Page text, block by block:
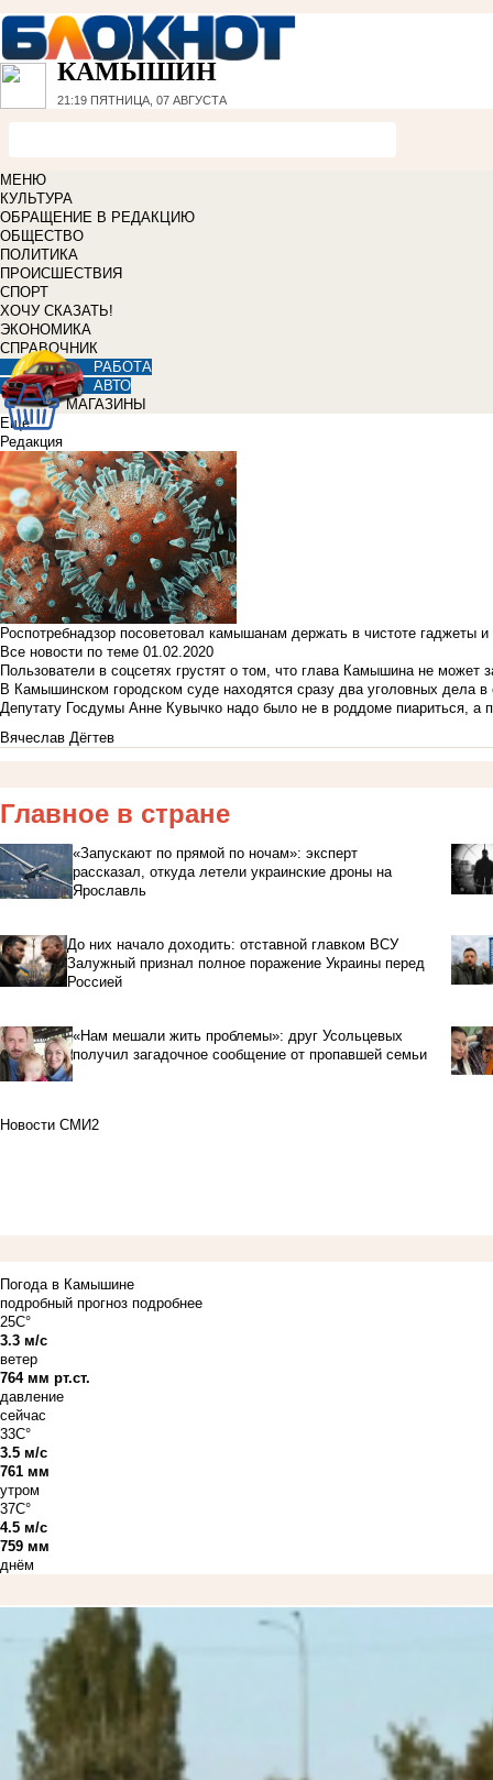
КАМЫШИН
21:19 ПЯТНИЦА, 07 АВГУСТА
МЕНЮ
КУЛЬТУРА
ОБРАЩЕНИЕ В РЕДАКЦИЮ
ОБЩЕСТВО
ПОЛИТИКА
ПРОИСШЕСТВИЯ
СПОРТ
ХОЧУ СКАЗАТЬ!
ЭКОНОМИКА
СПРАВОЧНИК
РАБОТА
АВТО
МАГАЗИНЫ
Еще
Редакция
Роспотребнадзор посоветовал камышанам держать в чистоте гаджеты
Все новости по теме 01.02.2020
Пользователи в соцсетях грустят о том, что глава Камышина не может
В Камышинском городском суде находятся сразу два уголовных дела
Депутату Госдумы Анне Кувычко надо было не в роддоме пиариться, а
Вячеслав Дёгтев
Главное в стране
«Запускают по прямой по ночам»: эксперт
рассказал, откуда летели украинские дроны на
Ярославль
До них начало доходить: отставной главком ВСУ
Залужный признал полное поражение Украины перед
Россией
«Нам мешали жить проблемы»: друг Усольцевых
получил загадочное сообщение от пропавшей семьи
Новости СМИ2
Погода в Камышине
подробный прогноз подробнее
25C°
3.3 м/с
ветер
764 мм рт.ст.
давление
сейчас
33C°
3.5 м/с
761 мм
утром
37C°
4.5 м/с
759 мм
днём